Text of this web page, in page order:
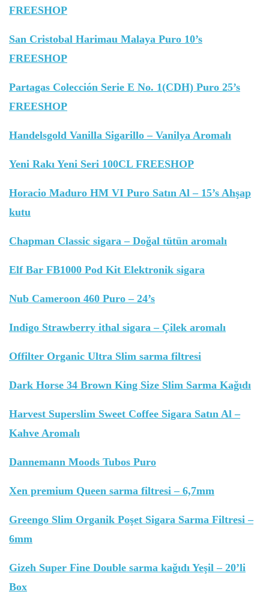
FREESHOP
San Cristobal Harimau Malaya Puro 10’s
FREESHOP
Partagas Colección Serie E No. 1(CDH) Puro 25’s
FREESHOP
Handelsgold Vanilla Sigarillo – Vanilya Aromalı
Yeni Rakı Yeni Seri 100CL FREESHOP
Horacio Maduro HM VI Puro Satın Al – 15’s Ahşap
kutu
Chapman Classic sigara – Doğal tütün aromalı
Elf Bar FB1000 Pod Kit Elektronik sigara
Nub Cameroon 460 Puro – 24’s
Indigo Strawberry ithal sigara – Çilek aromalı
Offilter Organic Ultra Slim sarma filtresi
Dark Horse 34 Brown King Size Slim Sarma Kağıdı
Harvest Superslim Sweet Coffee Sigara Satın Al –
Kahve Aromalı
Dannemann Moods Tubos Puro
Xen premium Queen sarma filtresi – 6,7mm
Greengo Slim Organik Poşet Sigara Sarma Filtresi –
6mm
Gizeh Super Fine Double sarma kağıdı Yeşil – 20’li
Box